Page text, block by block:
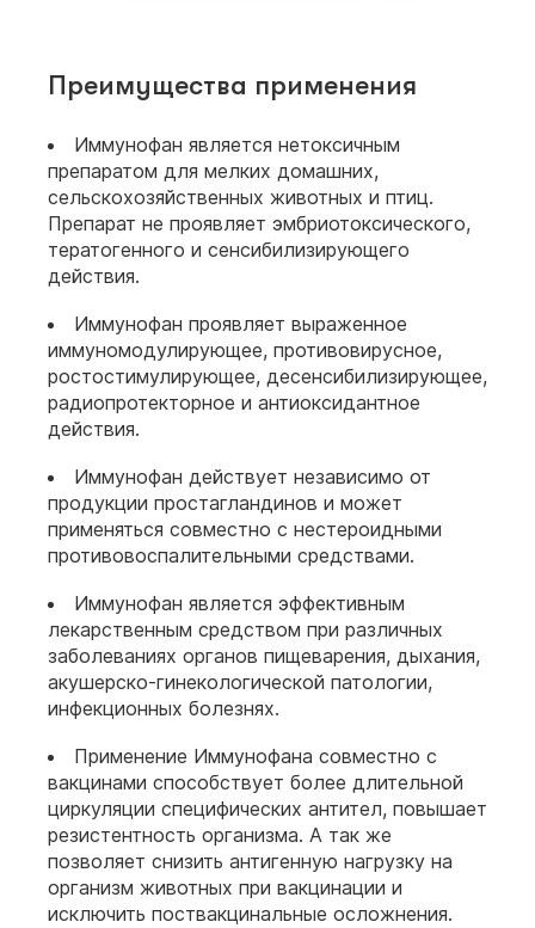
Преимущества применения
Иммунофан является нетоксичным
препаратом для мелких домашних,
сельскохозяйственных животных и птиц.
Препарат не проявляет эмбриотоксического,
тератогенного и сенсибилизирующего
действия.
Иммунофан проявляет выраженное
иммуномодулирующее, противовирусное,
ростостимулирующее, десенсибилизирующее,
радиопротекторное и антиоксидантное
действия.
Иммунофан действует независимо от
продукции простагландинов и может
применяться совместно с нестероидными
противовоспалительными средствами.
Иммунофан является эффективным
лекарственным средством при различных
заболеваниях органов пищеварения, дыхания,
акушерско-гинекологической патологии,
инфекционных болезнях.
Применение Иммунофана совместно с
вакцинами способствует более длительной
циркуляции специфических антител, повышает
резистентность организма. А так же
позволяет снизить антигенную нагрузку на
организм животных при вакцинации и
исключить поствакцинальные осложнения.